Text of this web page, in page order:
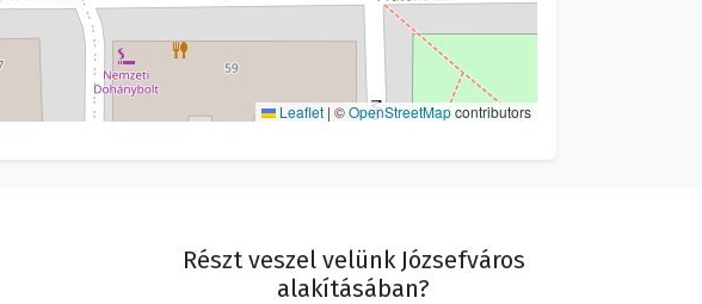
Leaflet | ©OpenStreetMapcontributors
Részt veszel velünk Józsefváros
alakításában?